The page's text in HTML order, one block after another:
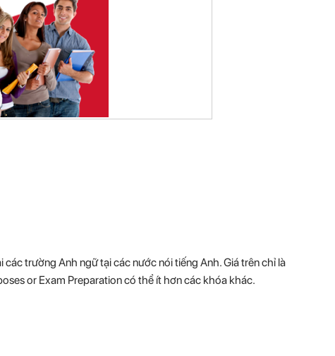
trường Anh ngữ tại các nước nói tiếng Anh. Giá trên chỉ là
or Exam Preparation có thể ít hơn các khóa khác.